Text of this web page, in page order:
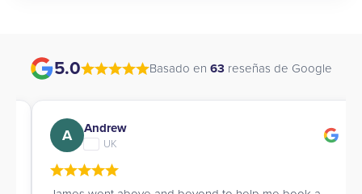
5.0 Basado en 63 reseñas de Google
A Andrew